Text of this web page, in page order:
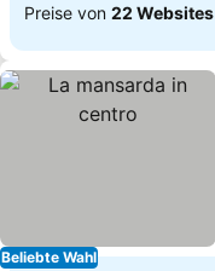
Preise von 22 Websites
Beliebte Wahl